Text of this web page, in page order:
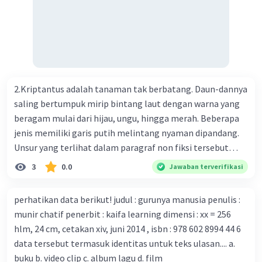
bersama sejumlah perusahaan biotek dan vaksin.
Beberapa waktu lalu, Kepala Laboratorium Identifikasi
Virus dari Institut Peter Doherty untuk Infeksi dan
kekebalan, Melbourne, Julian Druce, menyatakan mereka
mengembangkan virus Corona versi laboratorium dari
tubuh pasien yang terinfeksi untuk uji coba. Tanggapan
yang sesuai dengan berita tersebut adalah ... A.
serangan virus Corona dengan menemukan vaksin virus
tersebut. B. Para ilmuan perlu segera mempelajari virus
corona yang menjadi masalah besar bagi kesehatan dunia
karena persebarannya sangat cepat. C. Masyarakat perlu
mawas diri dan menjaga kesehatan dalam menghadapi
2.Kriptantus adalah tanaman tak berbatang. Daun-dannya
saling bertumpuk mirip bintang laut dengan warna yang
beragam mulai dari hijau, ungu, hingga merah. Beberapa
jenis memiliki garis putih melintang nyaman dipandang.
Unsur yang terlihat dalam paragraf non fiksi tersebut
adalah... A. cara menyajikan isi buku B. bahasa yang
digunakan C. tokoh dan penokohan D. penyajian alur cerita
3 0.0 Jawaban terverifikasi
perhatikan data berikut! judul : gurunya manusia penulis :
munir chatif penerbit : kaifa learning dimensi : xx = 256
hlm, 24 cm, cetakan xiv, juni 2014 , isbn : 978 602 8994 44 6
data tersebut termasuk identitas untuk teks ulasan.... a.
buku b. video clip c. album lagu d. film